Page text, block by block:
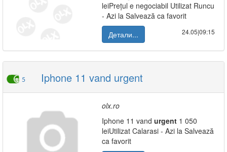
leiPrețul e negociabil Utilizat Runcu
- Azi la Salvează ca favorit
Детали...
24.05|09:15
5 Iphone 11 vand urgent
olx.ro
Iphone 11 vand urgent 1 050
leiUtilizat Calarasi - Azi la Salvează
ca favorit